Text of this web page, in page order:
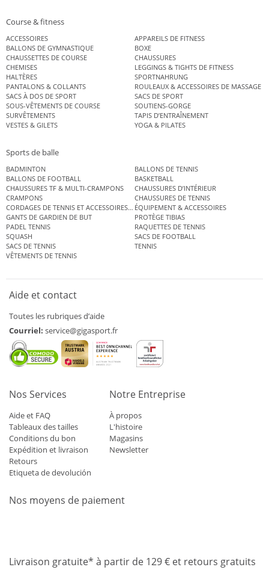
Course & fitness
ACCESSOIRES
APPAREILS DE FITNESS
BALLONS DE GYMNASTIQUE
BOXE
CHAUSSETTES DE COURSE
CHAUSSURES
CHEMISES
LEGGINGS & TIGHTS DE FITNESS
HALTÈRES
SPORTNAHRUNG
PANTALONS & COLLANTS
ROULEAUX & ACCESSOIRES DE MASSAGE
SACS À DOS DE SPORT
SACS DE SPORT
SOUS-VÊTEMENTS DE COURSE
SOUTIENS-GORGE
SURVÊTEMENTS
TAPIS D’ENTRAÎNEMENT
VESTES & GILETS
YOGA & PILATES
Sports de balle
BADMINTON
BALLONS DE TENNIS
BALLONS DE FOOTBALL
BASKETBALL
CHAUSSURES TF & MULTI-CRAMPONS
CHAUSSURES D’INTÉRIEUR
CRAMPONS
CHAUSSURES DE TENNIS
CORDAGES DE TENNIS ET ACCESSOIRES DE TENNISÉQUIPEMENT & ACCESSOIRES
GANTS DE GARDIEN DE BUT
PROTÈGE TIBIAS
PADEL TENNIS
RAQUETTES DE TENNIS
SQUASH
SACS DE FOOTBALL
SACS DE TENNIS
TENNIS
VÊTEMENTS DE TENNIS
Aide et contact
Toutes les rubriques d’aide
Courriel: service@gigasport.fr
Nos Services
Aide et FAQ
Tableaux des tailles
Conditions du bon
Expédition et livraison
Retours
Etiqueta de devolución
Notre Entreprise
À propos
L'histoire
Magasins
Newsletter
Nos moyens de paiement
Livraison gratuite* à partir de 129 € et retours gratuits